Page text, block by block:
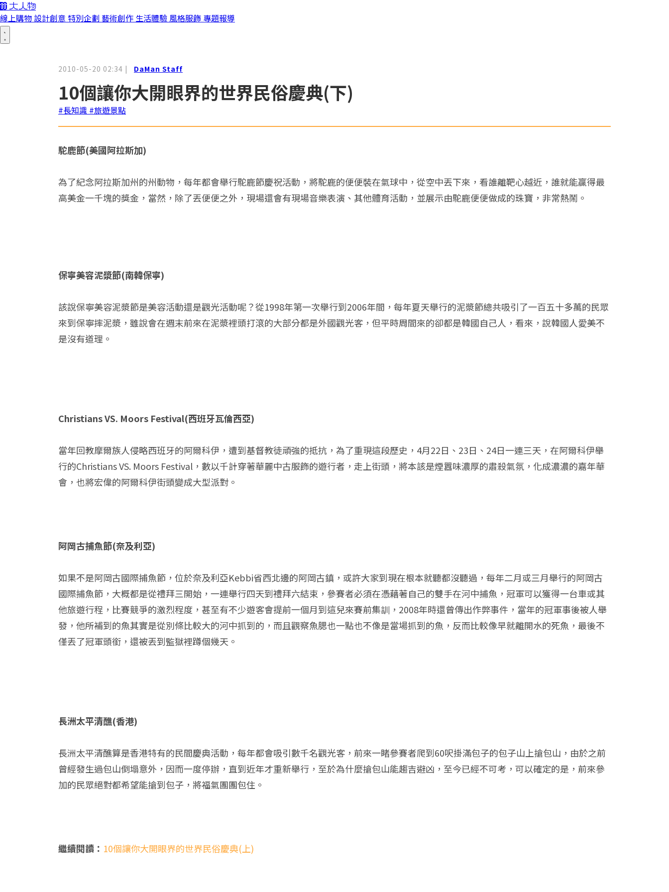
線上購物 設計創意 特別企劃 藝術創作 生活體驗 風格服飾 專題報導
2010-05-20 02:34 | DaMan Staff
10個讓你大開眼界的世界民俗慶典(下)
#長知識 #旅遊景點
駝鹿節(美國阿拉斯加)
為了紀念阿拉斯加州的州動物，每年都會舉行駝鹿節慶祝活動，將駝鹿的便便裝在氣球中，從空中丟下來，看誰離靶心越近，誰就能贏得最
高美金一千塊的獎金，當然，除了丟便便之外，現場還會有現場音樂表演、其他體育活動，並展示由駝鹿便便做成的珠寶，非常熱鬧。
保寧美容泥漿節(南韓保寧)
該說保寧美容泥漿節是美容活動還是觀光活動呢？從1998年第一次舉行到2006年間，每年夏天舉行的泥漿節總共吸引了一百五十多萬的民眾
來到保寧摔泥漿，雖說會在週末前來在泥漿裡頭打滾的大部分都是外國觀光客，但平時周間來的卻都是韓國自己人，看來，說韓國人愛美不
是沒有道理。
Christians VS. Moors Festival(西班牙瓦倫西亞)
當年回教摩爾族人侵略西班牙的阿爾科伊，遭到基督教徒頑強的抵抗，為了重現這段歷史，4月22日、23日、24日一連三天，在阿爾科伊舉
行的Christians VS. Moors Festival，數以千計穿著華麗中古服飾的遊行者，走上街頭，將本該是煙囂味濃厚的肅殺氣氛，化成濃濃的嘉年華
會，也將宏偉的阿爾科伊街頭變成大型派對。
阿岡古捕魚節(奈及利亞)
如果不是阿岡古國際捕魚節，位於奈及利亞Kebbi省西北邊的阿岡古鎮，或許大家到現在根本就聽都沒聽過，每年二月或三月舉行的阿岡古
國際捕魚節，大概都是從禮拜三開始，一連舉行四天到禮拜六結束，參賽者必須在憑藉著自己的雙手在河中捕魚，冠軍可以獲得一台車或其
他旅遊行程，比賽競爭的激烈程度，甚至有不少遊客會提前一個月到這兒來賽前集訓，2008年時還曾傳出作弊事件，當年的冠軍事後被人舉
發，他所補到的魚其實是從別條比較大的河中抓到的，而且觀察魚腮也一點也不像是當場抓到的魚，反而比較像早就離開水的死魚，最後不
僅丟了冠軍頭銜，還被丟到監獄裡蹲個幾天。
長洲太平清醮(香港)
長洲太平清醮算是香港特有的民間慶典活動，每年都會吸引數千名觀光客，前來一睹參賽者爬到60呎掛滿包子的包子山上搶包山，由於之前
曾經發生過包山倒塌意外，因而一度停辦，直到近年才重新舉行，至於為什麼搶包山能趨吉避凶，至今已經不可考，可以確定的是，前來參
加的民眾絕對都希望能搶到包子，將福氣團團包住。
繼續閱讀： 10個讓你大開眼界的世界民俗慶典(上)